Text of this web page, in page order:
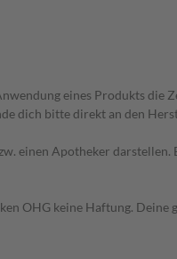
eines Produkts die
dich bitte direkt an den
einen Apotheker darstellen.
OHG keine Haftung. Deine